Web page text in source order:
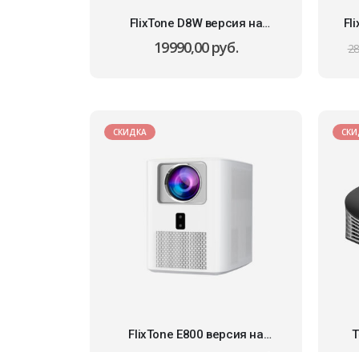
FlixTone D8W версия на
Android
19990,00руб.
СКИДКА
FlixTone E800 версия на